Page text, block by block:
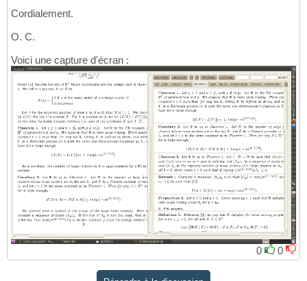
Cordialement.
O. C.
Voici une capture d'écran :
0 0